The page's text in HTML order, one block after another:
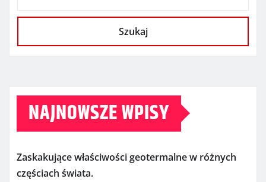
Szukaj
NAJNOWSZE WPISY
Zaskakujące właściwości geotermalne w różnych
częściach świata.